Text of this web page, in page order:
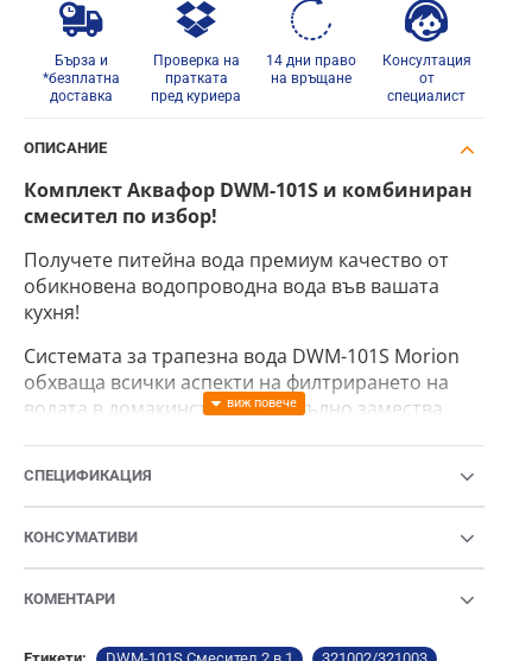
Бърза и
*безплатна
доставка
Проверка на
пратката
пред куриера
14 дни право
на връщане
Консултация
от
специалист
ОПИСАНИЕ
Комплект Аквафор DWM-101S и комбиниран
смесител по избор!
Получете питейна вода премиум качество от
обикновена водопроводна вода във вашата
кухня!
Системата за трапезна вода DWM-101S Morion
обхваща всички аспекти на филтрирането на
водата в домакинствата и напълно замества
мембраната DWM-101S Morion е универсален
щит срещу токсичните вещества, тежките
метали, пестисидите, бактериите и вирусите.
Съчетание на топла, студена и филтрирана вода в
СПЕЦИФИКАЦИЯ
КОНСУМАТИВИ
КОМЕНТАРИ